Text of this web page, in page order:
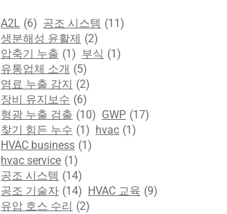
A2L (6) 공조 시스템 (11)
생분해성 윤활제 (2)
압축기 누출 (1) 부식 (1)
유통업체 소개 (5)
염료 누출 감지
(2)
장비 유지보수 (6)
형광 누출 검출 (10) GWP (17)
찾기 힘든 누수 (1) hvac (1)
HVAC business (1)
hvac service (1)
공조 시스템 (14)
공조 기술자 (14) HVAC 교육 (9)
유압 호스 수리 (2)